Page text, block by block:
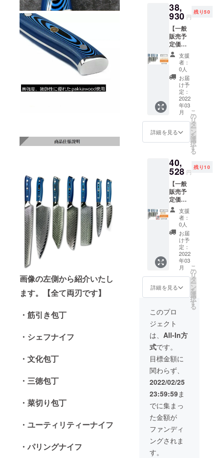
画像の左側から紹介いたし
ます。【全て両刃です】
・筋引き包丁
・シェフナイフ
・文化包丁
・三徳包丁
・菜切り包丁
・ユーティリティーナイフ
・パリングナイフ
クトを
支援す
ること
はでき
ませ
ん。 ※
製造状
況によ
り出荷
時期が
遅れる
場合、
早急に
ご連絡
いたし
ます。
する行
為は、
銃砲刀
剣類所
持等取
締法第
22条及
び軽犯
罪法第1
条第2号
により
禁止さ
れてい
ます。
また、
満の方
は本プ
クトを
支援す
ること
はでき
ませ
ん。 ※
製造状
況によ
り出荷
時期が
遅れる
場合、
早急に
ご連絡
いたし
ます。
トップ
する恐
れがあ
りま
す。 そ
の場合
は【活
動報
告】に
て直ぐ
にお知
らせ致
しま
す。
正当な
理由な
する行
為は、
銃砲刀
剣類所
持等取
締法第
22条及
び軽犯
罪法第1
条第2号
により
禁止さ
れてい
ます。
また、
満の方
は本プ
クトを
支援す
ること
はでき
ませ
ん。 ※
製造状
況によ
り出荷
時期が
遅れる
場合、
早急に
ご連絡
いたし
ます。
おける
リスク
プロ
ジェク
ト終了
後に出
来るだ
け速や
かに配
送手配
を開始
いたし
ます
が、 中
国の春
連休)に
かかる
め製
造、発
送が一
時ス
トップ
する恐
れがあ
りま
す。 そ
の場合
は【活
動報
告】に
て直ぐ
しま
す。
事項​】
正当な
理由な
く刃物
を携帯
する行
為は、
銃砲刀
剣類所
持等取
締法第
22条及
び軽犯
罪法第1
条第2号
により
禁止さ
れてい
カーに
発注を
て、揃
い次第
日本に
発送。
受け取
り後に
速やか
に福岡
の物流
会社か
ら順次
出荷を
開始 い
たしま
リスク
プロ
ジェク
ト終了
後に出
来るだ
け速や
かに配
送手配
を開始
いたし
ます
が、 中
国の春
節(大型
かかる
恐れが
め製
造、発
送が一
時ス
する恐
れがあ
りま
す。 そ
の場合
は【活
動報
告】に
て直ぐ
にお知
らせ致
しま
す。
ナイフ
■文化包
丁 ■三
徳包丁
■菜切り
包丁 ■
ユー
ティリ
ティナ
イフ ■
パリン
グナイ
送時期
プロ
ジェク
ト終了
カーに
発注を
て、揃
い次第
日本に
発送。
受け取
り後に
速やか
に福岡
の物流
会社か
ら順次
出荷を
開始 い
たしま
おける
プロ
ジェク
後に出
来るだ
け速や
かに配
送手配
いたし
ます
国の春
節(大型
かかる
38,
930 円
残り50
【一般
販売予
定価格
45,800
円の
15%OF
F】→
38,930
（税・
送料
込）
【内
容】 ■
筋引き
ナイフ
■文化包
丁 ■三
徳包丁
■菜切り
包丁 ■
ユー
ティリ
ティナ
イフ ■
パリン
グナイ
送時期
プロ
ジェク
ト終了
造メー
発注を
出し
て、揃
い次第
日本に
発送。
受け取
り後に
に福岡
の物流
会社か
ら順次
出荷を
開始 い
たしま
支援
者：
0人
お届
け予
定：
2022
年03
月
詳細を見る
こ
の
リ
タ
ー
ン
を
選
択
す
る
40,
528 円
残り10
【一般
販売予
定価格
59,600
円の
32%OF
F】→
40,528
（税・
送料
込）
【内
容】 ■
筋引き
シェフ
ナイフ
■文化包
丁 ■三
徳包丁
■菜切り
包丁 ■
ユー
ティリ
ティナ
イフ ■
パリン
グナイ
フ & ■
ステー
キナイ
フ 4本
組 ・配
支援
者：
0人
お届
け予
定：
2022
年03
月
詳細を見る
こ
の
リ
タ
ー
ン
を
選
択
す
る
このプロ
ジェクト
は、 All-In方
式です。
目標金額に
関わらず、
2022/02/25
23:59:59ま
でに集まっ
た金額が
ファンディ
ングされま
す。